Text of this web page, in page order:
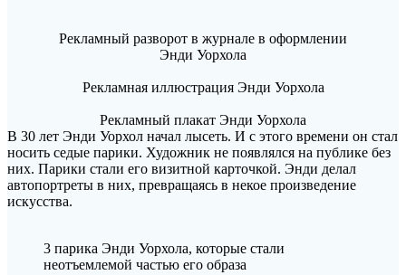
Рекламный разворот в журнале в оформлении
Энди Уорхола
Рекламная иллюстрация Энди Уорхола
Рекламный плакат Энди Уорхола
В 30 лет Энди Уорхол начал лысеть. И с этого времени он стал
носить седые парики. Художник не появлялся на публике без
них. Парики стали его визитной карточкой. Энди делал
автопортреты в них, превращаясь в некое произведение
искусства.
3 парика Энди Уорхола, которые стали
неотъемлемой частью его образа